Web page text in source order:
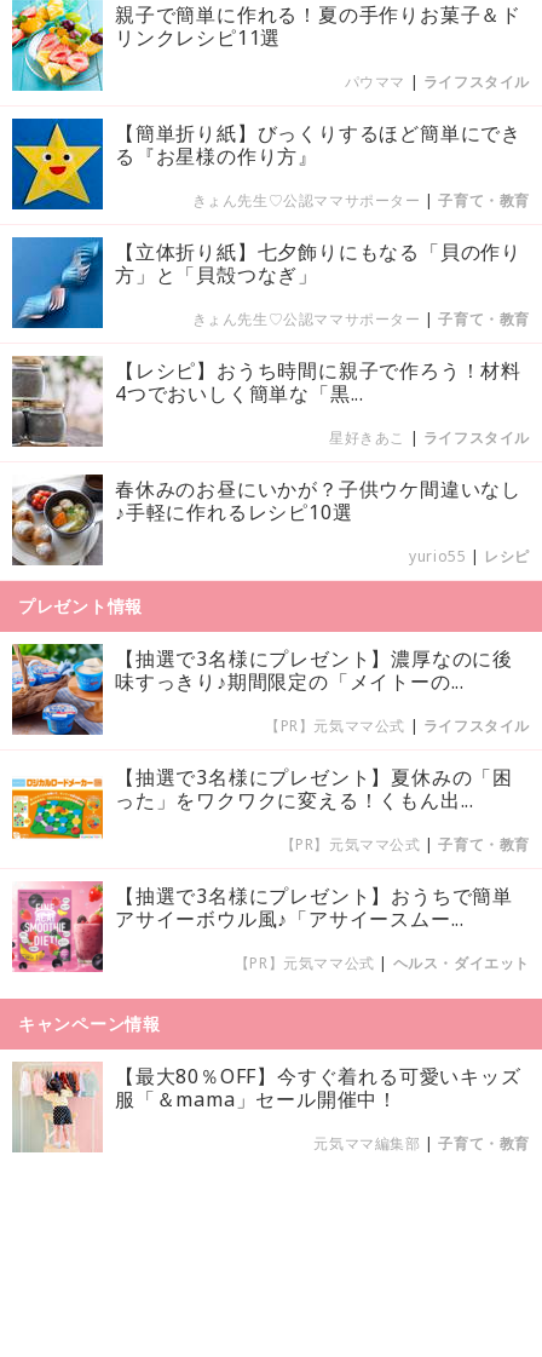
親子で簡単に作れる！夏の手作りお菓子＆ド
リンクレシピ11選
パウママ | ライフスタイル
【簡単折り紙】びっくりするほど簡単にでき
る『お星様の作り方』
きょん先生♡公認ママサポーター |子育て・教育
【立体折り紙】七夕飾りにもなる「貝の作り
方」と「貝殻つなぎ」
きょん先生♡公認ママサポーター |子育て・教育
【レシピ】おうち時間に親子で作ろう！材料
4つでおいしく簡単な「黒...
星好きあこ | ライフスタイル
春休みのお昼にいかが？子供ウケ間違いなし
♪手軽に作れるレシピ10選
yurio55 | レシピ
プレゼント情報
【抽選で3名様にプレゼント】濃厚なのに後
味すっきり♪期間限定の「メイトーの...
【PR】元気ママ公式 | ライフスタイル
【抽選で3名様にプレゼント】夏休みの「困
った」をワクワクに変える！くもん出...
【PR】元気ママ公式 |子育て・教育
【抽選で3名様にプレゼント】おうちで簡単
アサイーボウル風♪「アサイースムー...
【PR】元気ママ公式 | ヘルス・ダイエット
キャンペーン情報
【最大80％OFF】今すぐ着れる可愛いキッズ
服「＆mama」セール開催中！
元気ママ編集部 |子育て・教育